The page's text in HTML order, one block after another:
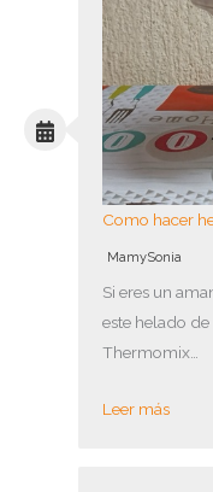
Como hacer
MamySonia
Si eres un
este helado
Thermomix…
Leer más